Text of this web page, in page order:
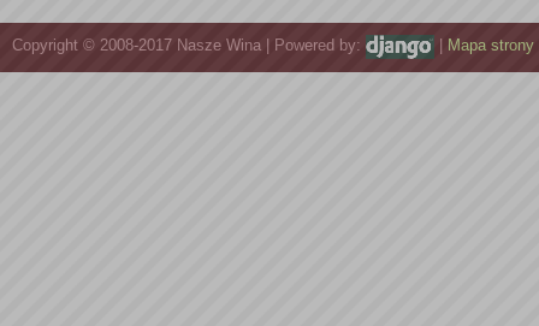
Copyright © 2008-2017 Nasze Wina | Powered by: Mapa strony